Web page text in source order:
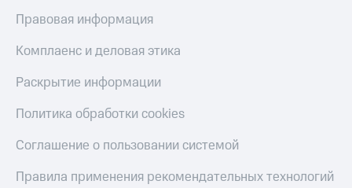
Правовая информация
Комплаенс и деловая этика
Раскрытие информации
Политика обработки cookies
Соглашение о пользовании системой
Правила применения рекомендательных технологий